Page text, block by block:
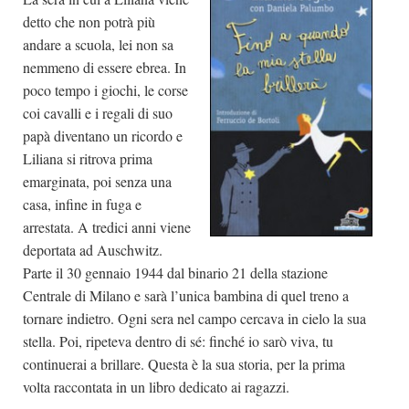
detto che non potrà più
andare a scuola, lei non sa
nemmeno di essere ebrea. In
poco tempo i giochi, le corse
coi cavalli e i regali di suo
papà diventano un ricordo e
Liliana si ritrova prima
emarginata, poi senza una
casa, infine in fuga e
arrestata. A tredici anni viene
deportata ad Auschwitz.
Parte il 30 gennaio 1944 dal binario 21 della stazione
Centrale di Milano e sarà l’unica bambina di quel treno a
tornare indietro. Ogni sera nel campo cercava in cielo la sua
stella. Poi, ripeteva dentro di sé: finché io sarò viva, tu
continuerai a brillare. Questa è la sua storia, per la prima
volta raccontata in un libro dedicato ai ragazzi.